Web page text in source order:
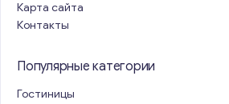
Карта сайта
Контакты
Популярные категории
Гостиницы